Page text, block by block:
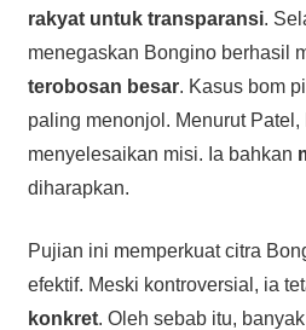
rakyat untuk transparansi.
menegaskan Bongino berhasil
terobosan besar. Kasus bom
paling menonjol. Menurut
menyelesaikan misi. Ia bahkan
diharapkan.
Pujian ini memperkuat citra
efektif. Meski kontroversial, ia
konkret. Oleh sebab itu,